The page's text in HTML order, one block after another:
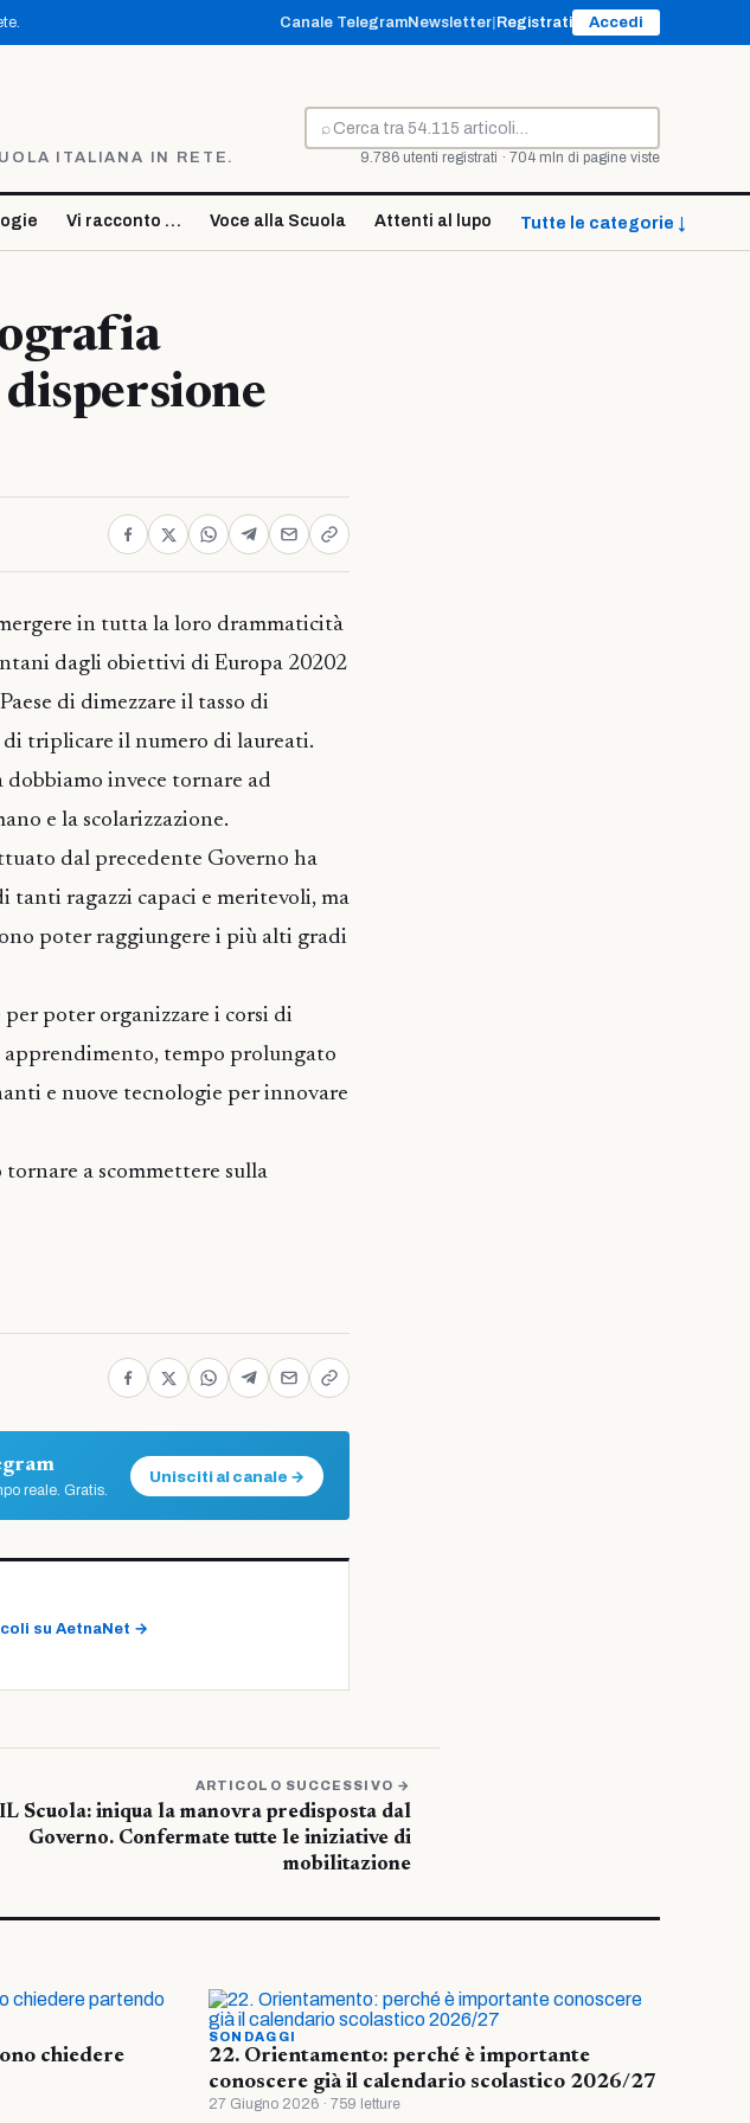
Canale TelegramNewsletter Registrati Accedi
ITALIANA IN RETE.
⌕
Cerca
9.786 utenti registrati · 704 mln di pagine viste
Vi racconto … Voce alla Scuola Attenti al lupo Tutte le categorie ↓
in tutta la loro drammaticità
dagli obiettivi di Europa 20202
di dimezzare il tasso di
di triplicare il numero di laureati.
dobbiamo invece tornare ad
e la scolarizzazione.
dal precedente Governo ha
tanti ragazzi capaci e meritevoli, ma
poter raggiungere i più alti gradi
poter organizzare i corsi di
apprendimento, tempo prolungato
e nuove tecnologie per innovare
a scommettere sulla
reale. Gratis.
Unisciti al canale →
su AetnaNet →
ARTICOLO SUCCESSIVO →
Scuola: iniqua la manovra predisposta dal
Governo. Confermate tutte le iniziative di
mobilitazione
chiedere
SONDAGGI
22. Orientamento: perché è importante
conoscere già il calendario scolastico 2026/27
27 Giugno 2026 · 759 letture